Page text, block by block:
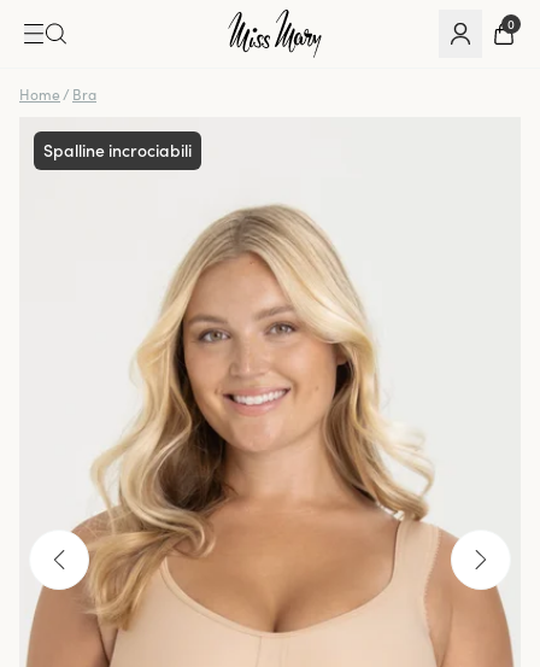
0
Home / Bra
Spalline incrociabili